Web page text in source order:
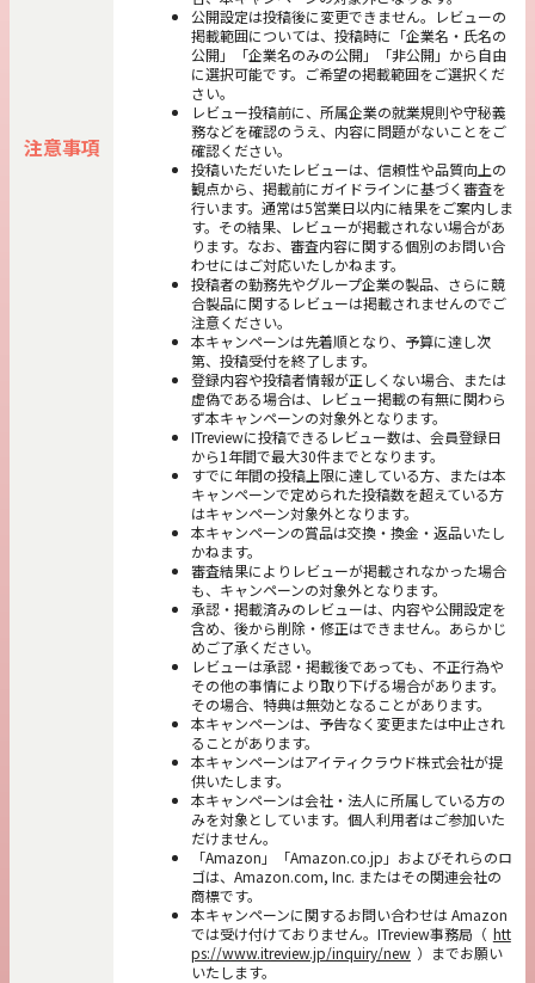
注意事項
公開設定は投稿後に変更できません。レビューの
掲載範囲については、投稿時に「企業名・氏名の
公開」「企業名のみの公開」「非公開」から自由
に選択可能です。ご希望の掲載範囲をご選択くだ
さい。
レビュー投稿前に、所属企業の就業規則や守秘義
務などを確認のうえ、内容に問題がないことをご
確認ください。
投稿いただいたレビューは、信頼性や品質向上の
観点から、掲載前にガイドラインに基づく審査を
行います。通常は5営業日以内に結果をご案内しま
す。その結果、レビューが掲載されない場合があ
ります。なお、審査内容に関する個別のお問い合
わせにはご対応いたしかねます。
投稿者の勤務先やグループ企業の製品、さらに競
合製品に関するレビューは掲載されませんのでご
注意ください。
本キャンペーンは先着順となり、予算に達し次
第、投稿受付を終了します。
登録内容や投稿者情報が正しくない場合、または
虚偽である場合は、レビュー掲載の有無に関わら
ず本キャンペーンの対象外となります。
ITreviewに投稿できるレビュー数は、会員登録日
から1年間で最大30件までとなります。
すでに年間の投稿上限に達している方、または本
キャンペーンで定められた投稿数を超えている方
はキャンペーン対象外となります。
本キャンペーンの賞品は交換・換金・返品いたし
かねます。
審査結果によりレビューが掲載されなかった場合
も、キャンペーンの対象外となります。
承認・掲載済みのレビューは、内容や公開設定を
含め、後から削除・修正はできません。あらかじ
めご了承ください。
レビューは承認・掲載後であっても、不正行為や
その他の事情により取り下げる場合があります。
その場合、特典は無効となることがあります。
本キャンペーンは、予告なく変更または中止され
ることがあります。
本キャンペーンはアイティクラウド株式会社が提
供いたします。
本キャンペーンは会社・法人に所属している方の
みを対象としています。個人利用者はご参加いた
だけません。
「Amazon」「Amazon.co.jp」およびそれらのロ
ゴは、Amazon.com, Inc. またはその関連会社の
商標です。
本キャンペーンに関するお問い合わせは Amazon
では受け付けておりません。ITreview事務局（ htt
ps://www.itreview.jp/inquiry/new ）までお願い
いたします。